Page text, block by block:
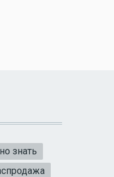
знать